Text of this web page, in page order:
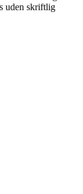
uden skriftlig